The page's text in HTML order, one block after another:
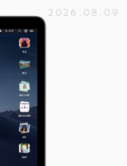
2026.08.09